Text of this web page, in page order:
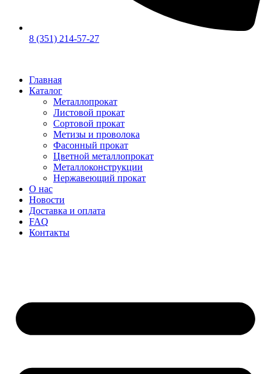
8 (351) 214-57-27
Главная
Каталог
Металлопрокат
Листовой прокат
Сортовой прокат
Метизы и проволока
Фасонный прокат
Цветной металлопрокат
Металлоконструкции
Нержавеющий прокат
О нас
Новости
Доставка и оплата
FAQ
Контакты